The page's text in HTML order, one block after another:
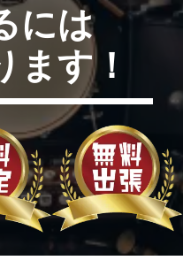
には
ます！